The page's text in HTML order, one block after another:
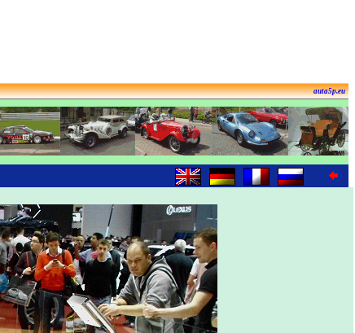
auta5p.eu